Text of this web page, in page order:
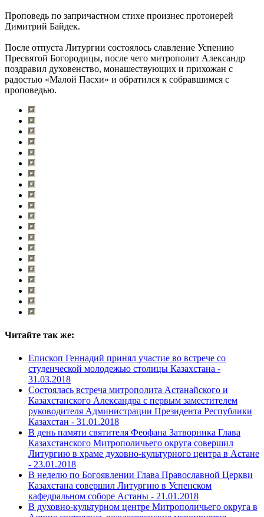
Проповедь по запричастном стихе произнес протоиерей
Димитрий Байдек.
После отпуста Литургии состоялось славление Успению
Пресвятой Богородицы, после чего митрополит Александр
поздравил духовенство, монашествующих и прихожан с
радостью «Малой Пасхи» и обратился к собравшимся с
проповедью.
Читайте так же:
Епископ Геннадий принял участие во встрече со
студенческой молодежью столицы Казахстана -
31.03.2018
Состоялась встреча митрополита Астанайского и
Казахстанского Александра с первым заместителем
руководителя Администрации Президента Республики
Казахстан - 31.01.2018
В день памяти святителя Феофана Затворника Глава
Казахстанского Митрополичьего округа совершил
Литургию в храме духовно-культурного центра в Астане
- 23.01.2018
В неделю по Богоявлении Глава Православной Церкви
Казахстана совершил Литургию в Успенском
кафедральном соборе Астаны - 21.01.2018
В духовно-культурном центре Митрополичьего округа в